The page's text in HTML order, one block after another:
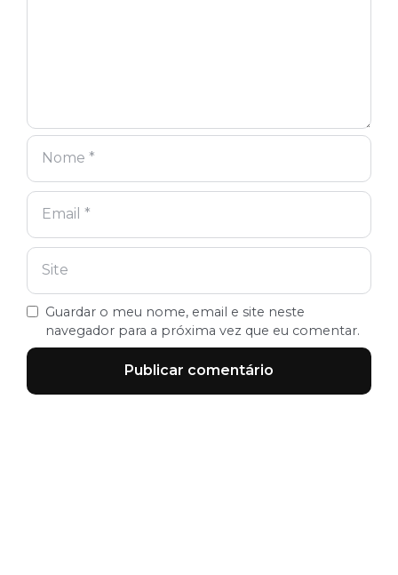
Guardar o meu nome, email e site neste
navegador para a próxima vez que eu comentar.